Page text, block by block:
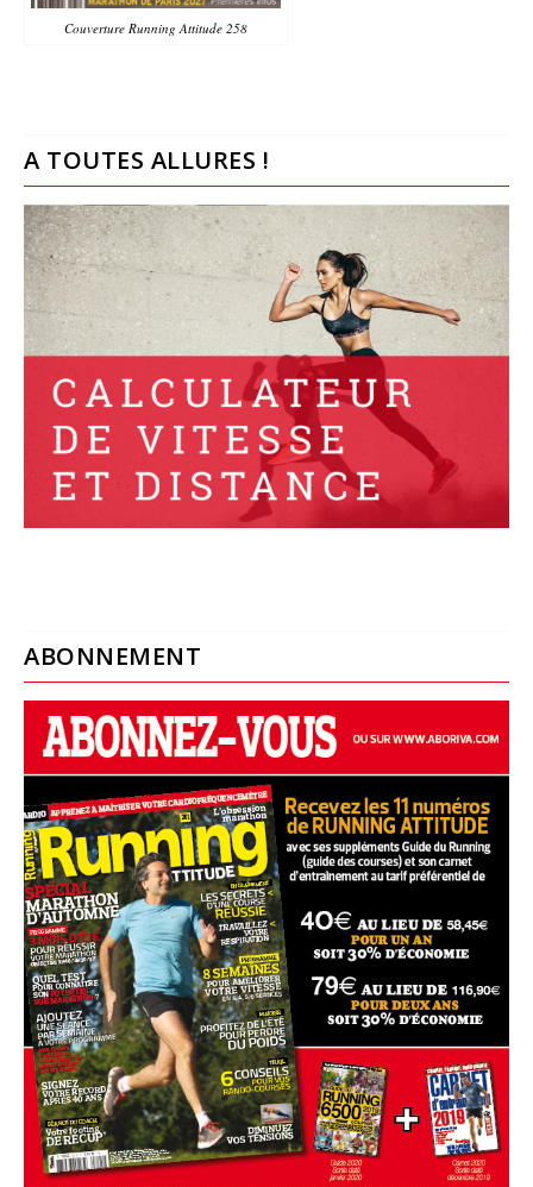
Couverture Running Attitude 258
A TOUTES ALLURES !
ABONNEMENT